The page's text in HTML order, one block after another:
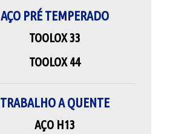
AÇO PRÉ TEMPERADO
TOOLOX 33
TOOLOX 44
TRABALHO A QUENTE
AÇO H13